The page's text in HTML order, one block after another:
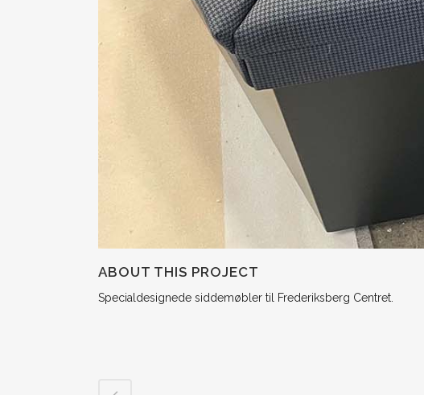
ABOUT THIS PROJECT
Specialdesignede siddemøbler til Frederiksberg Centret.